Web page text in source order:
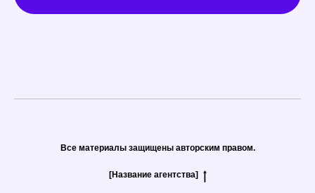
Все материалы защищены авторским правом.
[Название агентства]